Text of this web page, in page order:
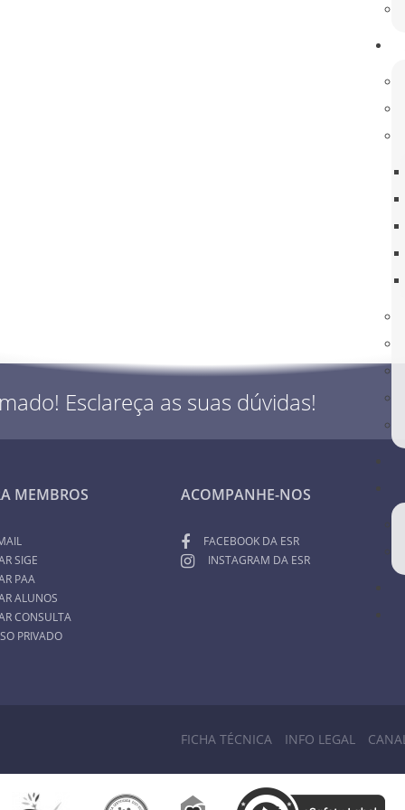
Esclareça as suas dúvidas!
MEMBROS
SIGE
PAA
ALUNOS
CONSULTA
PRIVADO
ACOMPANHE-NOS
FACEBOOK DA ESR
INSTAGRAM DA ESR
FICHA TÉCNICA INFO LEGAL